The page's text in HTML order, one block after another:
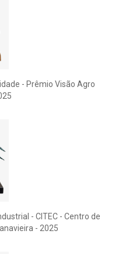
- Prêmio Visão Agro
- CITEC - Centro de
- 2025